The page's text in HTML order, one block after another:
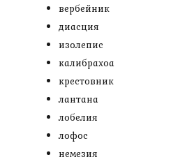
вербейник
диасция
изолепис
калибрахоа
крестовник
лантана
лобелия
лофос
немезия